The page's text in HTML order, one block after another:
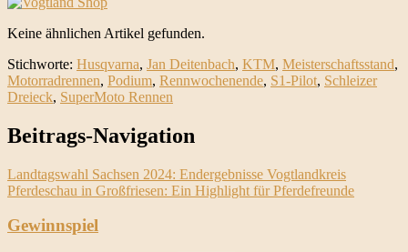
Keine ähnlichen Artikel gefunden.
Stichworte: Husqvarna, Jan Deitenbach, KTM, Meisterschaftsstand,
Motorradrennen, Podium, Rennwochenende, S1-Pilot, Schleizer
Dreieck, SuperMoto Rennen
Beitrags-Navigation
Landtagswahl Sachsen 2024: Endergebnisse Vogtlandkreis
Pferdeschau in Großfriesen: Ein Highlight für Pferdefreunde
Gewinnspiel